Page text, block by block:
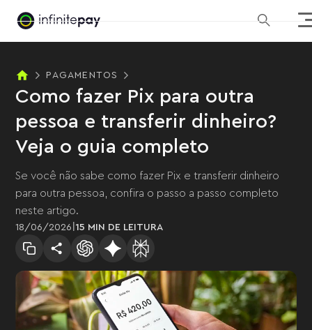
PAGAMENTOS
Como fazer Pix para outra
pessoa e transferir dinheiro?
Veja o guia completo
Se você não sabe como fazer Pix e transferir dinheiro
para outra pessoa, confira o passo a passo completo
neste artigo.
18 /06 /2026 15 MIN DE LEITURA